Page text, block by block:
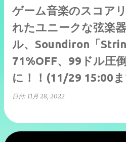
ゲーム音楽のスコア
れたユニークな弦楽
ル、Soundiron「
71%OFF、99ドル圧
に！！(11/29 15:00
日付: 11月 28, 2022